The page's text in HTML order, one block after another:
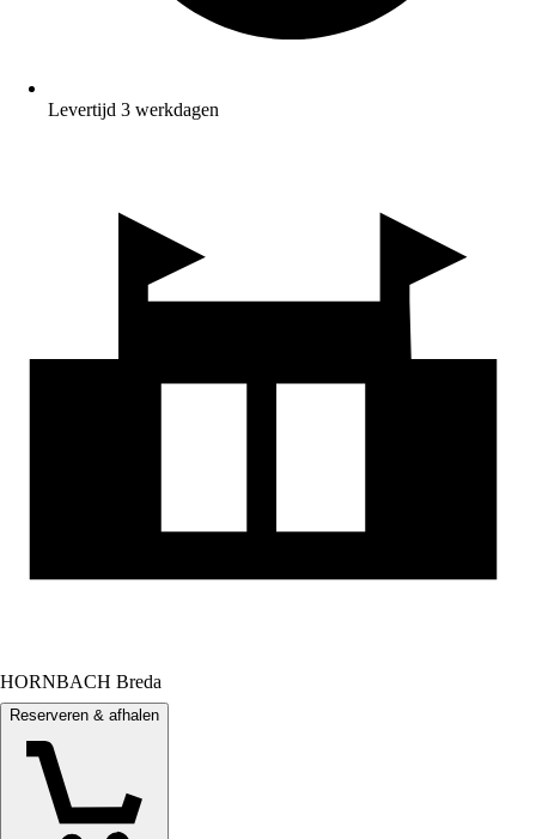
Levertijd 3 werkdagen
HORNBACH Breda
Reserveren & afhalen